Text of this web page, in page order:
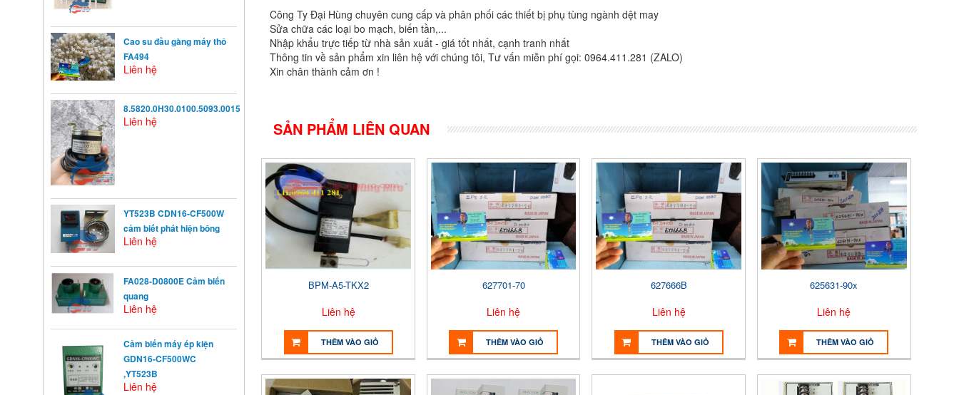
Cao su đầu gàng máy thô
FA494
Liên hệ
8.5820.0H30.0100.5093.0015
Liên hệ
YT523B CDN16-CF500W
cảm biết phát hiện bông
Liên hệ
FA028-D0800E Cảm biến
quang
Liên hệ
Cảm biến máy ép kiện
GDN16-CF500WC
,YT523B
Liên hệ
KHỞI ĐỘNG TỪ LÀ GÌ?
Khởi động từ (KĐT) là một loại
khí cụ điện dùng ...
Công Ty Đại Hùng chuyên cung cấp và phân phối các thiết bị phụ tùng ngành dệt may
Sửa chữa các loại bo mạch, biến tần,...
Nhập khẩu trực tiếp từ nhà sản xuất - giá tốt nhất, cạnh tranh nhất
Thông tin về sản phẩm xin liên hệ với chúng tôi, Tư vấn miễn phí gọi: 0964.411.281 (ZALO)
Xin chân thành cảm ơn !
SẢN PHẨM LIÊN QUAN
BPM-A5-TKX2
Liên hệ
THÊM VÀO GIỎ
627701-70
Liên hệ
THÊM VÀO GIỎ
627666B
Liên hệ
THÊM VÀO GIỎ
625631-90x
Liên hệ
THÊM VÀO GIỎ